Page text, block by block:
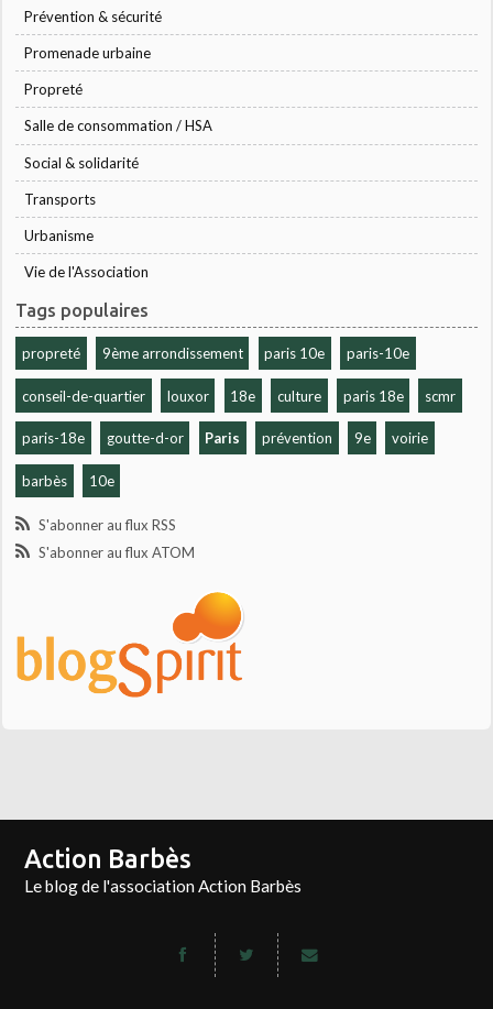
Prévention & sécurité
Promenade urbaine
Propreté
Salle de consommation / HSA
Social & solidarité
Transports
Urbanisme
Vie de l'Association
Tags populaires
propreté 9ème arrondissement paris 10e paris-10e
conseil-de-quartier louxor 18e culture paris 18e scmr
paris-18e goutte-d-or Paris prévention 9e voirie
barbès 10e
S'abonner au flux RSS
S'abonner au flux ATOM
Action Barbès
Le blog de l'association Action Barbès